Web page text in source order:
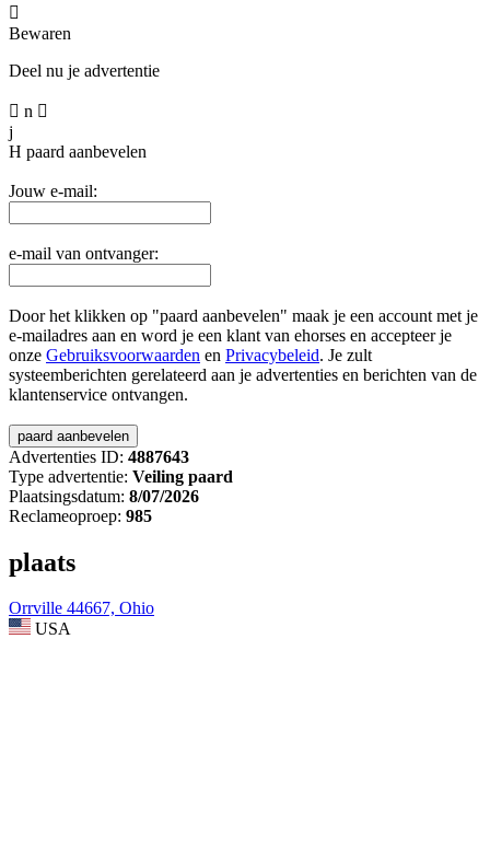

Bewaren
Deel nu je advertentie
 n 
j
H paard aanbevelen
Jouw e-mail:
e-mail van ontvanger:
Door het klikken op "paard aanbevelen" maak je een account met je
e-mailadres aan en word je een klant van ehorses en accepteer je
onze Gebruiksvoorwaarden en Privacybeleid. Je zult
systeemberichten gerelateerd aan je advertenties en berichten van de
klantenservice ontvangen.
Advertenties ID: 4887643
Type advertentie: Veiling paard
Plaatsingsdatum: 8/07/2026
Reclameoproep: 985
plaats
Orrville 44667, Ohio
USA